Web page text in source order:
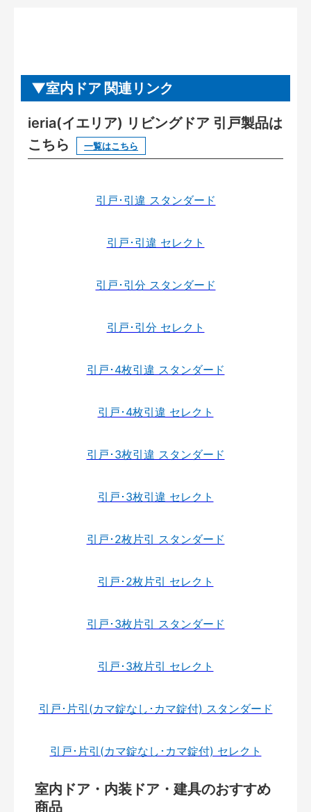
室内ドア 関連リンク
ieria(イエリア) リビングドア 引戸製品は
こちら
一覧はこちら
引戸･引違 スタンダード
引戸･引違 セレクト
引戸･引分 スタンダード
引戸･引分 セレクト
引戸･4枚引違 スタンダード
引戸･4枚引違 セレクト
引戸･3枚引違 スタンダード
引戸･3枚引違 セレクト
引戸･2枚片引 スタンダード
引戸･2枚片引 セレクト
引戸･3枚片引 スタンダード
引戸･3枚片引 セレクト
引戸･片引(カマ錠なし･カマ錠付) スタンダード
引戸･片引(カマ錠なし･カマ錠付) セレクト
室内ドア・内装ドア・建具のおすすめ
商品